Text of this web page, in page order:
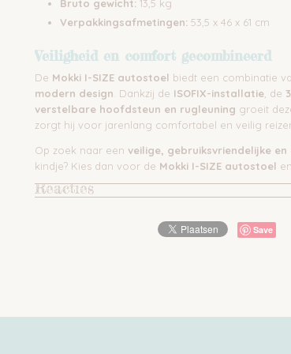
Bruto gewicht: 13,5 kg
Verpakkingsafmetingen: 53,5 x 46 x 61 cm
Veiligheid en comfort gecombineerd
De Mokki I-SIZE autostoel biedt een combinatie
modern design . Dankzij de ISOFIX-installatie , de
verstelbare hoofdsteun en rugleuning groeit
zorgt hij voor jarenlang comfortabel en veilig
Op zoek naar een veilige, gebruiksvriendelijke
kindje? Kies dan voor de Mokki I-SIZE autostoel
Reacties
Save